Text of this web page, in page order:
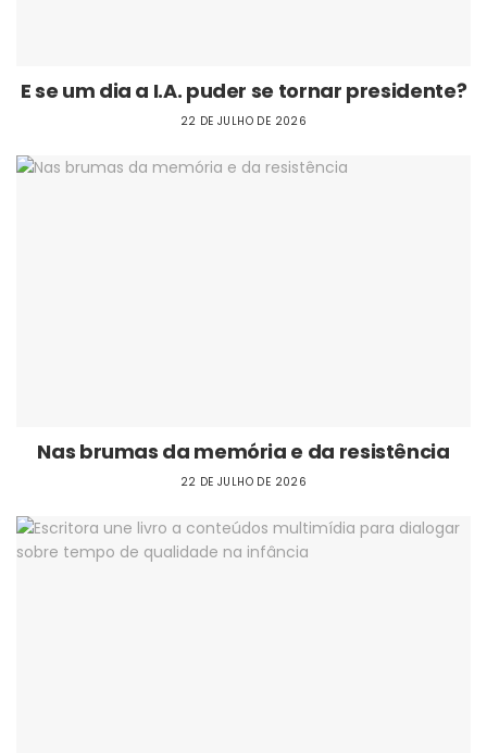
E se um dia a I.A. puder se tornar presidente?
22 DE JULHO DE 2026
Nas brumas da memória e da resistência
22 DE JULHO DE 2026